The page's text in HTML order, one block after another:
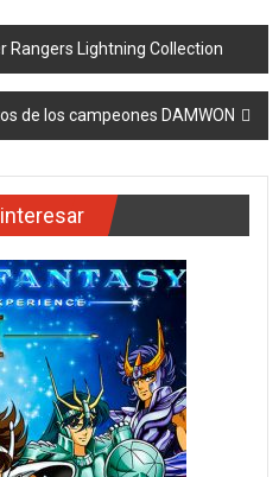
Rangers Lightning Collection
de los campeones DAMWON